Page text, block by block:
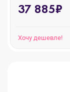
37 885₽
Хочу дешевле!